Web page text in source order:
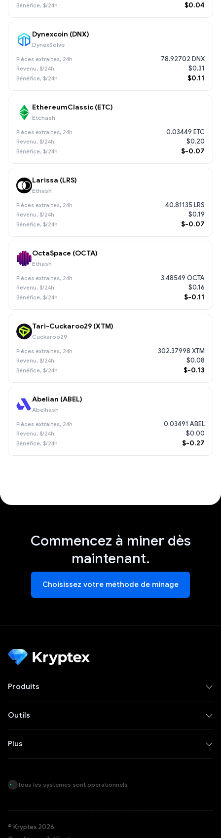
$0.04
Dynexcoin (DNX)
DynexSolve
78.92702 DNX
$0.31
$0.11
EthereumClassic (ETC)
Etchash
0.03449 ETC
$0.20
$-0.07
Larissa (LRS)
Ethash
40.81135 LRS
$0.19
$-0.07
OctaSpace (OCTA)
Ethash
3.48549 OCTA
$0.16
$-0.11
Tari-Cuckaroo29 (XTM)
Cuckaroo29
302.37998 XTM
$0.08
$-0.13
Abelian (ABEL)
Abelhash
0.03491 ABEL
$0.00
$-0.27
Commencez à miner dès
maintenant.
Choisissez votre méthode de minage
Produits
Outils
Plus
Tous les systèmes sont opérationnels
© Kryptex 2026